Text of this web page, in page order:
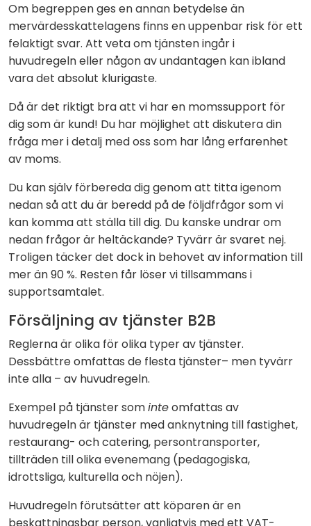
Om begreppen ges en annan betydelse än
mervärdesskattelagens finns en uppenbar risk för ett
felaktigt svar. Att veta om tjänsten ingår i
huvudregeln eller någon av undantagen kan ibland
vara det absolut klurigaste.
Då är det riktigt bra att vi har en momssupport för
dig som är kund! Du har möjlighet att diskutera din
fråga mer i detalj med oss som har lång erfarenhet
av moms.
Du kan själv förbereda dig genom att titta igenom
nedan så att du är beredd på de följdfrågor som vi
kan komma att ställa till dig. Du kanske undrar om
nedan frågor är heltäckande? Tyvärr är svaret nej.
Troligen täcker det dock in behovet av information till
mer än 90 %. Resten får löser vi tillsammans i
supportsamtalet.
Försäljning av tjänster B2B
Reglerna är olika för olika typer av tjänster.
Dessbättre omfattas de flesta tjänster– men tyvärr
inte alla – av huvudregeln.
Exempel på tjänster sominteomfattas av
huvudregeln är tjänster med anknytning till fastighet,
restaurang- och catering, persontransporter,
tillträden till olika evenemang (pedagogiska,
idrottsliga, kulturella och nöjen).
Huvudregeln förutsätter att köparen är en